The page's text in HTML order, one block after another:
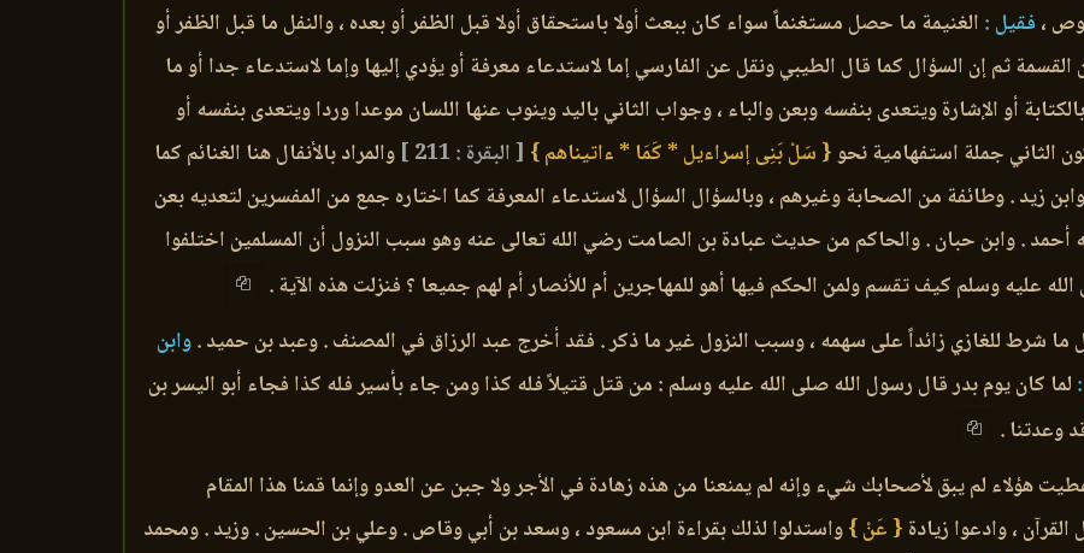
، فقيل : الغنيمة ما حصل مستغنماً سواء كان ببعث أولا باستحقاق أولا قبل الظفر أو بعده ، والنفل ما قبل الظفر أو
ثم إن السؤال كما قال الطيبي ونقل عن الفارسي إما لاستدعاء معرفة أو يؤدي إليها وإما لاستدعاء جدا أو ما
أو الإشارة ويتعدى بنفسه وبعن والباء ، وجواب الثاني باليد وينوب عنها اللسان موعدا وردا ويتعدى بنفسه أو
الثاني جملة استفهامية نحو{ سَلْ بَنِى إسراءيل * كَمَا * ءاتيناهم } [ البقرة : 211 ]
والمراد بالأنفال هنا الغنائم كما
زيد . وطائفة من الصحابة وغيرهم ، وبالسؤال السؤال لاستدعاء المعرفة كما اختاره جمع من المفسرين لتعديه بعن
أحمد . وابن حبان . والحاكم من حديث عبادة بن الصامت رضي الله تعالى عنه وهو سبب النزول أن المسلمين اختلفوا
عليه وسلم كيف تقسم ولمن الحكم فيها أهو للمهاجرين أم للأنصار أم لهم جميعا ؟ فنزلت هذه الآية .
ما شرط للغازي زائداً على سهمه ، وسبب النزول غير ما ذكر . فقد أخرج عبد الرزاق في المصنف . وعبد بن حميد .وابن
لما كان يوم بدر قال رسول الله صلى الله عليه وسلم : من قتل قتيلاً فله كذا ومن جاء بأسير فله كذا فجاء أبو اليسر بن
وعدتنا .
هؤلاء لم يبق لأصحابك شيء وإنه لم يمنعنا من هذه زهادة في الأجر ولا جبن عن العدو وإنما قمنا هذا المقام
، وادعوا زيادة { عَنْ }واستدلوا لذلك بقراءة ابن مسعود ، وسعد بن أبي وقاص . وعلي بن الحسين . وزيد . ومحمد